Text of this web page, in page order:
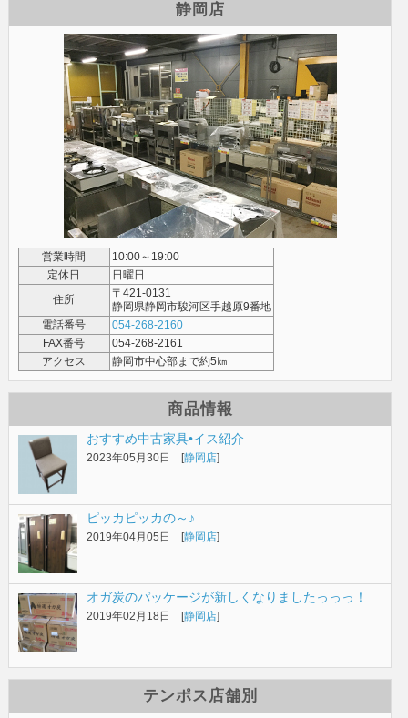
静岡店
営業時間
10:00～19:00
定休日
日曜日
住所
〒421-0131
静岡県静岡市駿河区手越原9番地
電話番号
054-268-2160
FAX番号
054-268-2161
アクセス
静岡市中心部まで約5㎞
商品情報
おすすめ中古家具•イス紹介
2023年05月30日 [静岡店]
ピッカピッカの～♪
2019年04月05日 [静岡店]
オガ炭のパッケージが新しくなりましたっっっ！
2019年02月18日 [静岡店]
テンポス店舗別